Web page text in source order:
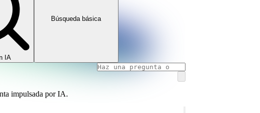
IA
Búsqueda básica
impulsada por IA.